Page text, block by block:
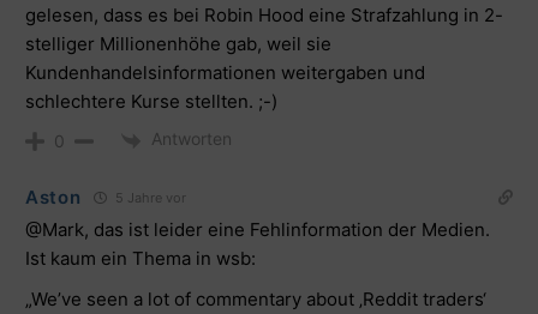
gelesen, dass es bei Robin Hood eine Strafzahlung in 2-
stelliger Millionenhöhe gab, weil sie
Kundenhandelsinformationen weitergaben und
schlechtere Kurse stellten. ;-)
0 Antworten
Aston 5 Jahre vor
@Mark, das ist leider eine Fehlinformation der Medien.
Ist kaum ein Thema in wsb:
„We’ve seen a lot of commentary about ‚Reddit traders‘